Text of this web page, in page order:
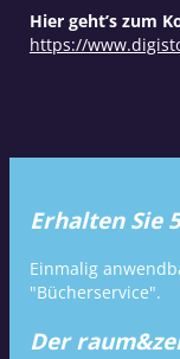
Hier geht’s zum
https://
Erhalten Sie
Einmalig
"Bücherservice".
Der